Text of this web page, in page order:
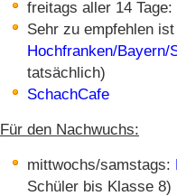
freitags aller 14
Sehr zu empfehlen
Hochfranken/Bayern/
tatsächlich)
SchachCafe
Für den Nachwuchs:
mittwochs/samstags:
Schüler bis Klasse 8)